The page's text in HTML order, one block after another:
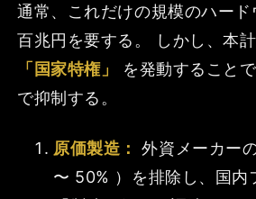
通常、これだけの規模のハー
百兆円を要する。 しかし、本
「国家特権」
を発動すること
で抑制する。
原価製造：
外資メーカー
〜 50% ）を排除し、国内